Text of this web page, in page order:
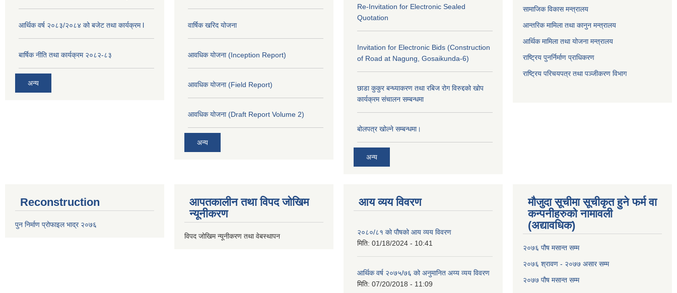
आर्थिक वर्ष २०८३/२०८४ को बजेट तथा कार्यक्रम l
बार्षिक नीति तथा कार्यक्रम २०८२-८३
अन्य
वार्षिक खरिद योजना
आवधिक योजना (Inception Report)
आवधिक योजना (Field Report)
आवधिक योजना (Draft Report Volume 2)
अन्य
Re-Invitation for Electronic Sealed
Quotation
Invitation for Electronic Bids (Construction
of Road at Nagung, Gosaikunda-6)
छाडा कुकुर बन्ध्याकरण तथा रबिज रोग विरुद्दको खोप
कार्यक्रम संचालन सम्बन्धमा
बोलपत्र खोल्ने सम्बन्धमा।
अन्य
सामाजिक विकास मन्त्रालय
आन्तरिक मामिला तथा कानुन मन्त्रालय
आर्थिक मामिला तथा योजना मन्त्रालय
राष्ट्रिय पुनर्निर्माण प्राधिकरण
राष्ट्रिय परिचयपत्र तथा पञ्जीकरण विभाग
Reconstruction
पुन निर्माण प्रोफाइल भाद्र २०७६
आपतकालीन तथा विपद जोखिम
न्यूनीकरण
विपद जोखिम न्यूनीकरण तथा वेबस्थापन
आय व्यय विवरण
२०८०/८१ को पौषको आय व्यय विवरण
मिति: 01/18/2024 - 10:41
आर्थिक वर्ष २०७५/७६ को अनुमानित अय्य व्यय विवरण
मिति: 07/20/2018 - 11:09
मौजुदा सूचीमा सूचीकृत हुने फर्म वा
कन्पनीहरुको नामावली
(अद्यावधिक)
२०७६ पौष मसान्त सम्म
२०७६ श्रावण - २०७७ असार सम्म
२०७७ पौष मसान्त सम्म